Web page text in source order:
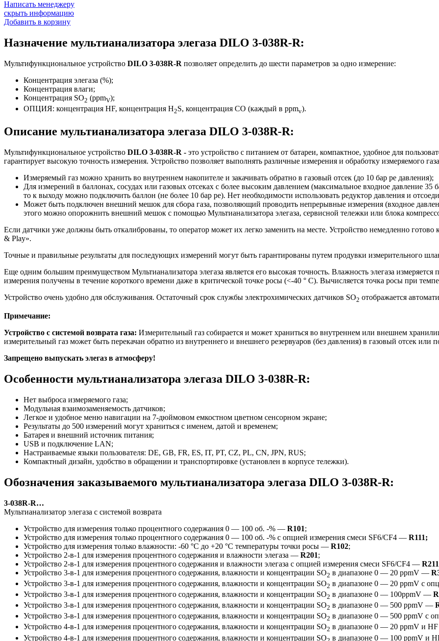
Написать менеджеру
скрыть информацию
Добавить в корзину
Назначение мультианализатора элегаза DILO 3-038R-R:
Мультифункциональное устройство DILO 3-038R-R позволяет определить до шести параметров за одно измерение:
Концентрация элегаза (%);
Концентрация влаги;
Концентрация SO2 (ppmV);
ОПЦИЯ: концентрация HF, концентрация H2S, концентрация CO (каждый в ppmv).
Описание мультианализатора элегаза DILO 3-038R-R:
Мультифункциональное устройство DILO 3-038R-R - это устройство с питанием от батареи, компактное, удобное для
гарантирует высокую точность измерения. Устройство позволяет выполнять различные измерения и обработку измеряемого
Измеряемый газ можно хранить во внутреннем накопителе и закачивать обратно в газовый отсек (до 10 бар pe давления);
Для измерений в баллонах, сосудах или газовых отсеках с более высоким давлением (максимальное входное давление 35
то к выходу можно подключить баллон (не более 10 бар pe). Нет необходимости использовать редуктор давления и
Может быть подключен внешний мешок для сбора газа, позволяющий проводить непрерывные измерения (входное
этого можно опорожнить внешний мешок с помощью Мультианализатора элегаза, сервисной тележки или блока
Если датчики уже должны быть откалиброваны, то оператор может их легко заменить на месте. Устройство немедленно
& Play».
Точные и правильные результаты для последующих измерений могут быть гарантированы путем продувки измерительного
Еще одним большим преимуществом Мультианализатора элегаза является его высокая точность. Влажность элегаза
измерения получены в течение короткого времени даже в критической точке росы (<-40 ° C). Вычисляется точка росы при
Устройство очень удобно для обслуживания. Остаточный срок службы электрохимических датчиков SO2 отображается
Примечание:
Устройство с системой возврата газа: Измерительный газ собирается и может храниться во внутреннем или внешнем
измерительный газ может быть перекачан обратно из внутреннего и внешнего резервуаров (без давления) в газовый отсек или
Запрещено выпускать элегаз в атмосферу!
Особенности мультианализатора элегаза DILO 3-038R-R:
Нет выброса измеряемого газа;
Модульная взаимозаменяемость датчиков;
Легкое и удобное меню навигации на 7-дюймовом емкостном цветном сенсорном экране;
Результаты до 500 измерений могут храниться с именем, датой и временем;
Батарея и внешний источник питания;
USB и подключение LAN;
Настраиваемые языки пользователя: DE, GB, FR, ES, IT, PT, CZ, PL, CN, JPN, RUS;
Компактный дизайн, удобство в обращении и транспортировке (установлен в корпусе тележки).
Обозначения заказываемого мультианализатора элегаза DILO 3-038R-R:
3-038R-R…
Мультианализатор элегаза с системой возврата
Устройство для измерения только процентного содержания 0 — 100 об. -% — R101;
Устройство для измерения только процентного содержания 0 — 100 об. -% с опцией измерения смеси SF6/CF4 — R111;
Устройство для измерения только влажности: -60 °C до +20 °C температуры точки росы — R102;
Устройство 2-в-1 для измерения процентного содержания и влажности элегаза — R201;
Устройство 2-в-1 для измерения процентного содержания и влажности элегаза с опцией измерения смеси SF6/CF4 — R211
Устройство 3-в-1 для измерения процентного содержания, влажности и концентрации SO2 в диапазоне 0 — 20 ppmV —
Устройство 3-в-1 для измерения процентного содержания, влажности и концентрации SO2 в диапазоне 0 — 20 ppmV с
Устройство 3-в-1 для измерения процентного содержания, влажности и концентрации SO2 в диапазоне 0 — 100ppmV —
Устройство 3-в-1 для измерения процентного содержания, влажности и концентрации SO2 в диапазоне 0 — 500 ppmV —
Устройство 3-в-1 для измерения процентного содержания, влажности и концентрации SO2 в диапазоне 0 — 500 ppmV с
Устройство 4-в-1 для измерения процентного содержания, влажности и концентрации SO2 в диапазоне 0 — 20 ppmV и
Устройство 4-в-1 для измерения процентного содержания, влажности и концентрации SO
в диапазоне 0 — 100 ppmV и